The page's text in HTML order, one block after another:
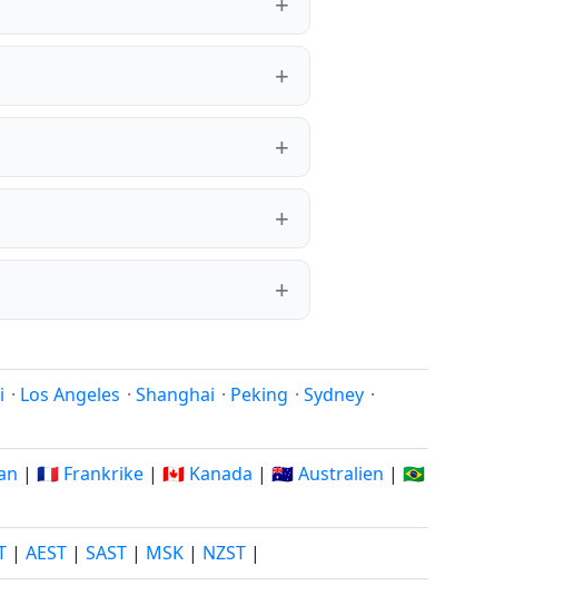
· Los Angeles · Shanghai · Peking · Sydney ·
| 🇫🇷 Frankrike | 🇨🇦 Kanada | 🇦🇺 Australien | 🇧🇷
| AEST | SAST | MSK | NZST |